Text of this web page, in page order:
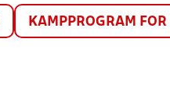
KAMPPROGRAM FOR